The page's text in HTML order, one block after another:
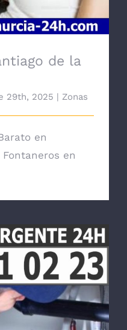
de la
29th, 2025 | Zonas
en
en